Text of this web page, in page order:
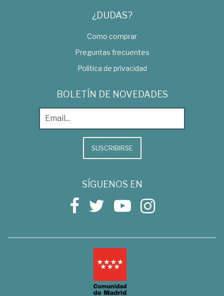
¿DUDAS?
Como comprar
Preguntas frecuentes
Política de privacidad
BOLETÍN DE NOVEDADES
SUSCRIBIRSE
SÍGUENOS EN